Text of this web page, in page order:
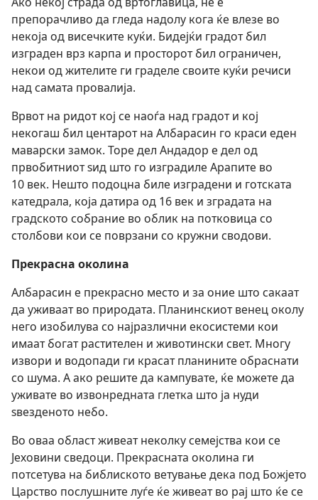
препорачливо да гледа надолу кога ќе влезе во
некоја од висечките куќи. Бидејќи градот бил
изграден врз карпа и просторот бил ограничен,
некои од жителите ги граделе своите куќи речиси
над самата провалија.
Врвот на ридот кој се наоѓа над градот и кој
некогаш бил центарот на Албарасин го краси еден
маварски замок. Торе дел Андадор е дел од
првобитниот ѕид што го изградиле Арапите во
10 век. Нешто подоцна биле изградени и готската
катедрала, која датира од 16 век и зградата на
градското собрание во облик на потковица со
столбови кои се поврзани со кружни сводови.
Прекрасна околина
Албарасин е прекрасно место и за оние што сакаат
да уживаат во природата. Планинскиот венец околу
него изобилува со најразлични екосистеми кои
имаат богат растителен и животински свет. Многу
извори и водопади ги красат планините обраснати
со шума. А ако решите да кампувате, ќе можете да
уживате во извонредната глетка што ја нуди
ѕвезденото небо.
Во оваа област живеат неколку семејства кои се
Јеховини сведоци. Прекрасната околина ги
потсетува на библиското ветување дека под Божјето
Царство послушните луѓе ќе живеат во рај што ќе се